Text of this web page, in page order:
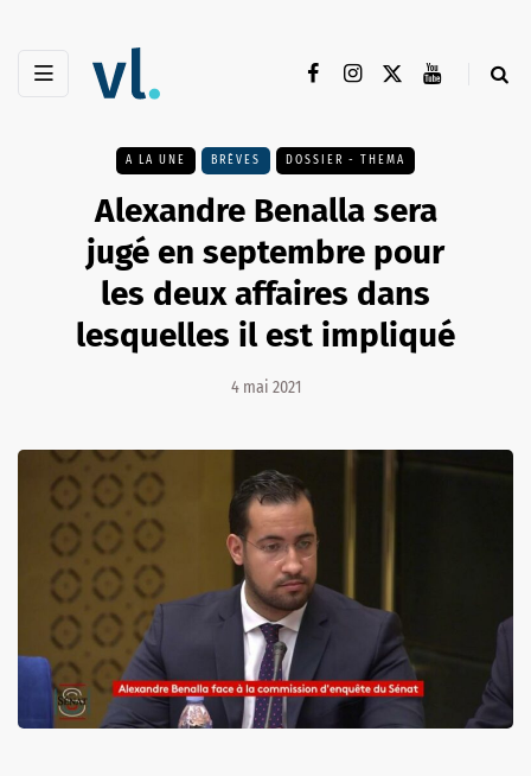
A LA UNE BRÈVES DOSSIER - THEMA
Alexandre Benalla sera
jugé en septembre pour
les deux affaires dans
lesquelles il est impliqué
4 mai 2021